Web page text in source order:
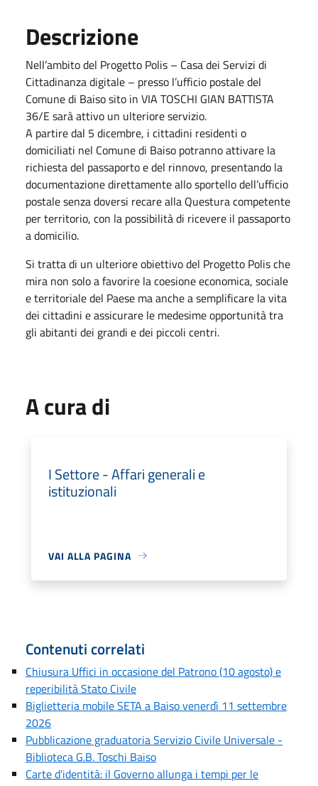
Descrizione
Nell’ambito del Progetto Polis – Casa dei Servizi di
Cittadinanza digitale – presso l’ufficio postale del
Comune di Baiso sito in VIA TOSCHI GIAN BATTISTA
36/E sarà attivo un ulteriore servizio.
A partire dal 5 dicembre, i cittadini residenti o
domiciliati nel Comune di Baiso potranno attivare la
richiesta del passaporto e del rinnovo, presentando la
documentazione direttamente allo sportello dell’ufficio
postale senza doversi recare alla Questura competente
per territorio, con la possibilità di ricevere il passaporto
a domicilio.
Si tratta di un ulteriore obiettivo del Progetto Polis che
mira non solo a favorire la coesione economica, sociale
e territoriale del Paese ma anche a semplificare la vita
dei cittadini e assicurare le medesime opportunità tra
gli abitanti dei grandi e dei piccoli centri.
A cura di
I Settore - Affari generali e
istituzionali
VAI ALLA PAGINA
Contenuti correlati
Chiusura Uffici in occasione del Patrono (10 agosto) e
reperibilità Stato Civile
Biglietteria mobile SETA a Baiso venerdì 11 settembre
2026
Pubblicazione graduatoria Servizio Civile Universale -
Biblioteca G.B. Toschi Baiso
Carte d'identità: il Governo allunga i tempi per le